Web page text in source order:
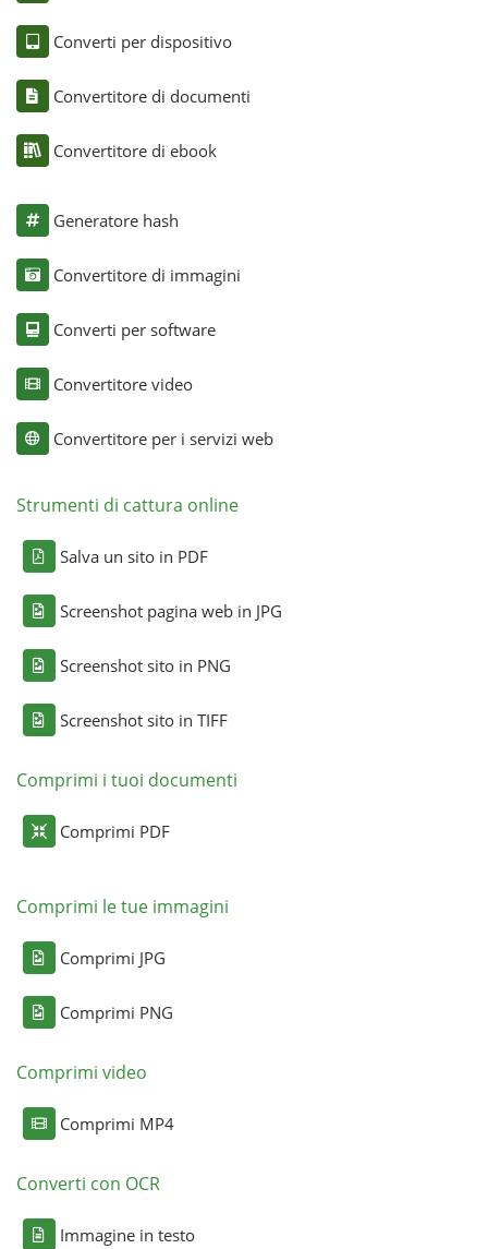
Converti per dispositivo
Convertitore di documenti
Convertitore di ebook
Generatore hash
Convertitore di immagini
Converti per software
Convertitore video
Convertitore per i servizi web
Strumenti di cattura online
Salva un sito in PDF
Screenshot pagina web in JPG
Screenshot sito in PNG
Screenshot sito in TIFF
Comprimi i tuoi documenti
Comprimi PDF
Comprimi le tue immagini
Comprimi JPG
Comprimi PNG
Comprimi video
Comprimi MP4
Converti con OCR
Immagine in testo